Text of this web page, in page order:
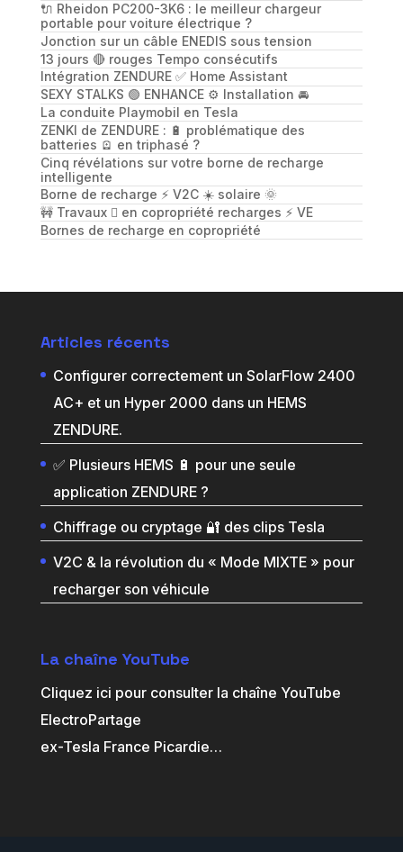
🔌 Rheidon PC200-3K6 : le meilleur chargeur
portable pour voiture électrique ?
Jonction sur un câble ENEDIS sous tension
13 jours 🔴 rouges Tempo consécutifs
Intégration ZENDURE ✅ Home Assistant
SEXY STALKS 🟢 ENHANCE ⚙️ Installation 🚘
La conduite Playmobil en Tesla
ZENKI de ZENDURE : 🔋 problématique des
batteries 🪫 en triphasé ?
Cinq révélations sur votre borne de recharge
intelligente
Borne de recharge ⚡️ V2C ☀️ solaire 🌞
🚧 Travaux 🪏 en copropriété recharges ⚡️ VE
Bornes de recharge en copropriété
Articles récents
Configurer correctement un SolarFlow 2400
AC+ et un Hyper 2000 dans un HEMS
ZENDURE.
✅ Plusieurs HEMS 🔋 pour une seule
application ZENDURE ?
Chiffrage ou cryptage 🔐 des clips Tesla
V2C & la révolution du « Mode MIXTE » pour
recharger son véhicule
La chaîne YouTube
Cliquez ici pour consulter la chaîne YouTube
ElectroPartage
ex-Tesla France Picardie…